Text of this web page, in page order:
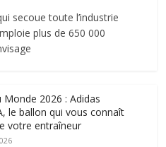
secoue toute l’industrie
plus de 650 000
Monde 2026 : Adidas
le ballon qui vous connaît
votre entraîneur